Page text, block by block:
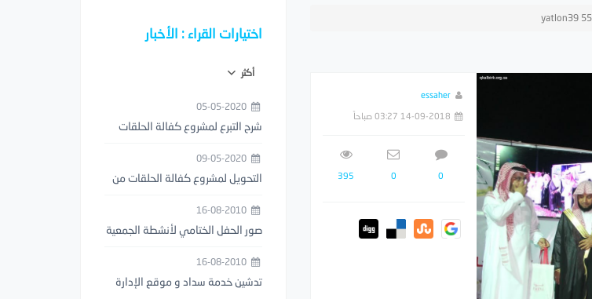
yatlon39 55
essaher
14-09-2018 03:27 صباحاً
0
0
395
اختيارات القراء : الأخبار
أكثر
05-05-2020
شرح التبرع لمشروع كفالة الحلقات
09-05-2020
التحويل لمشروع كفالة الحلقات من
16-08-2010
صور الحفل الختامي لأنشطة الجمعية
16-08-2010
تدشين خدمة سداد و موقع الإدارة